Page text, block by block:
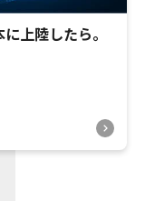
上陸したら。